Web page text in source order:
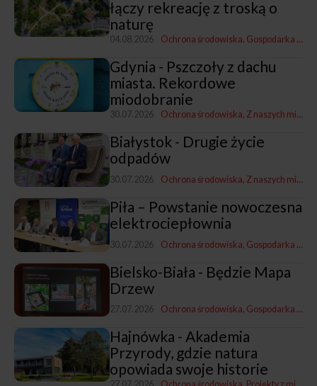
łączy rekreację z troską o
naturę
04.08.2026 Ochrona środowiska Gospodarka mieszkaniowa, przestrzenna i nieruchomościami
Gdynia - Pszczoły z dachu
miasta. Rekordowe
miodobranie
30.07.2026 Ochrona środowiska Z naszych miast
Białystok - Drugie życie
odpadów
30.07.2026 Ochrona środowiska Z naszych miast
Piła – Powstanie nowoczesna
elektrociepłownia
30.07.2026 Ochrona środowiska Gospodarka komunalna
Bielsko-Biała - Będzie Mapa
Drzew
27.07.2026 Ochrona środowiska Gospodarka mieszkaniowa, przestrzenna i nieruchomościami
Hajnówka - Akademia
Przyrody, gdzie natura
opowiada swoje historie